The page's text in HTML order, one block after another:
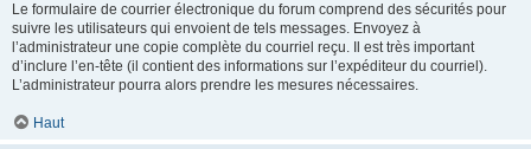
Le formulaire de courrier électronique du forum comprend des sécurités pour
suivre les utilisateurs qui envoient de tels messages. Envoyez à
l’administrateur une copie complète du courriel reçu. Il est très important
d’inclure l’en-tête (il contient des informations sur l’expéditeur du courriel).
L’administrateur pourra alors prendre les mesures nécessaires.
Haut